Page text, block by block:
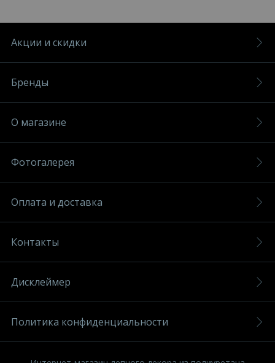
Акции и скидки
Бренды
О магазине
Фотогалерея
Оплата и доставка
Контакты
Дисклеймер
Политика конфиденциальности